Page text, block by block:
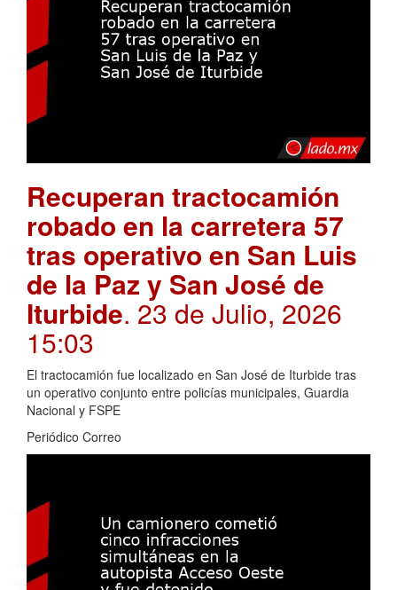
Recuperan tractocamión
robado en la carretera 57
tras operativo en San Luis
de la Paz y San José de
Iturbide. 23 de Julio, 2026
15:03
El tractocamión fue localizado en San José de Iturbide tras
un operativo conjunto entre policías municipales, Guardia
Nacional y FSPE
Periódico Correo